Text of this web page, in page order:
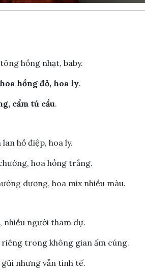
hồng nhạt, baby.
hồng đỏ, hoa ly.
cẩm tú cầu.
hồ điệp, hoa ly.
hoa hồng trắng.
dương, hoa mix nhiều màu.
nhiều người tham dự.
riêng trong không gian ấm cúng.
nhưng vẫn tinh tế.